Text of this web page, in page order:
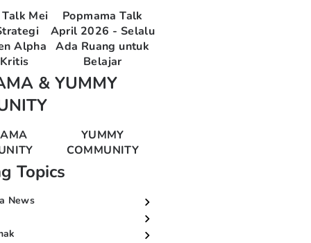
Mei
Alpha
Popmama Talk
April 2026 - Selalu
Ada Ruang untuk
Belajar
& YUMMY
YUMMY
COMMUNITY
Topics
News